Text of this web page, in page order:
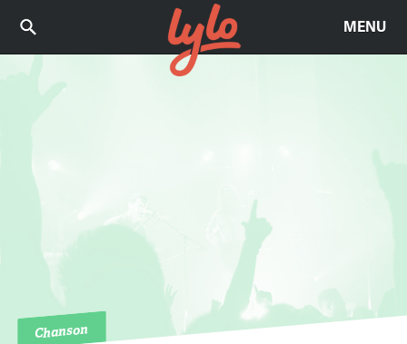
MENU
Chanson